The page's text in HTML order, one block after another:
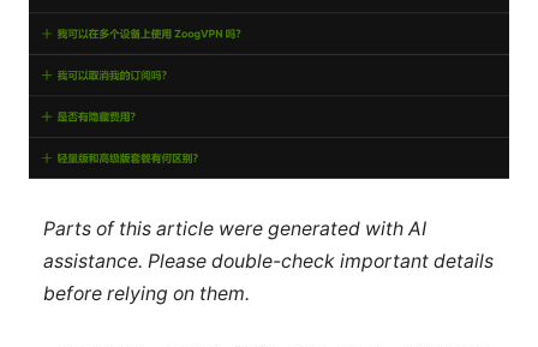
Parts of this article were generated with AI
assistance. Please double-check important details
before relying on them.